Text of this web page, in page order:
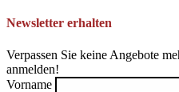
Newsletter erhalten
Verpassen Sie keine Angebote
anmelden!
Vorname